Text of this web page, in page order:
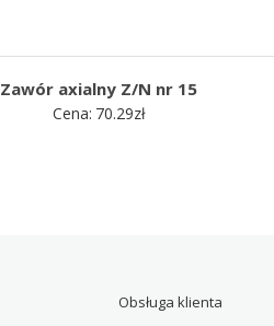
Zawór axialny Z/N nr 15
Cena: 70.29zł
Obsługa klienta